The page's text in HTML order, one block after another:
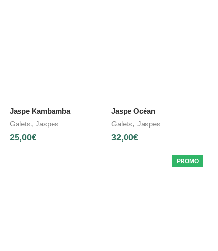
Jaspe Kambamba
Galets, Jaspes
25,00€
Jaspe Océan
Galets, Jaspes
32,00€
PROMO